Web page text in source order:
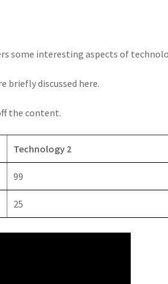
some interesting aspects of
briefly discussed here.
the content.
Technology 2
99
25